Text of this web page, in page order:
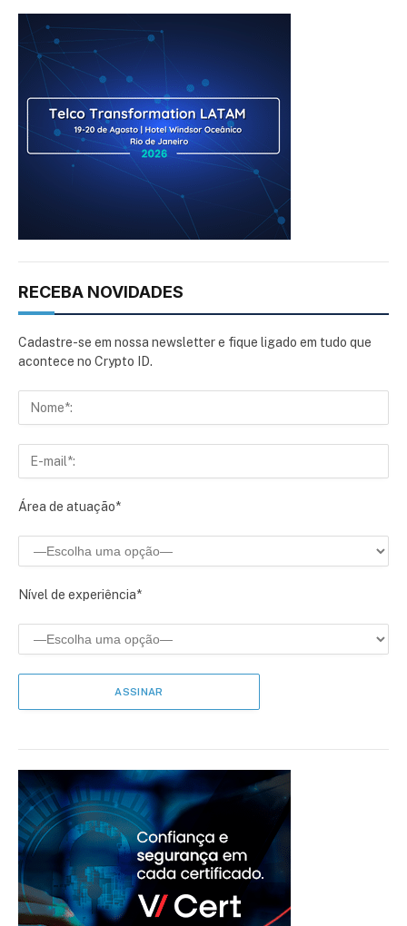
RECEBA NOVIDADES
Cadastre-se em nossa newsletter e fique ligado em tudo que
acontece no Crypto ID.
Área de atuação*
Nível de experiência*